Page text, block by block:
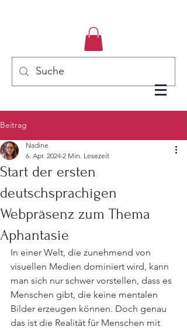
Beitrag
Start der ersten
deutschsprachigen
Webpräsenz zum Thema
Aphantasie
Nadine
6. Apr. 2024 2 Min. Lesezeit
In einer Welt, die zunehmend von
visuellen Medien dominiert wird, kann
man sich nur schwer vorstellen, dass es
Menschen gibt, die keine mentalen
Bilder erzeugen können. Doch genau
das ist die Realität für Menschen mit